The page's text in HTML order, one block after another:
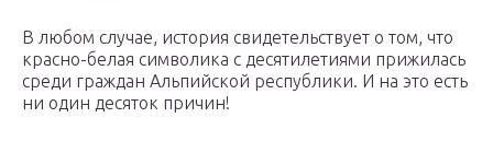
В любом случае, история свидетельствует о том, что
красно-белая символика с десятилетиями прижилась
среди граждан Альпийской республики. И на это есть
ни один десяток причин!